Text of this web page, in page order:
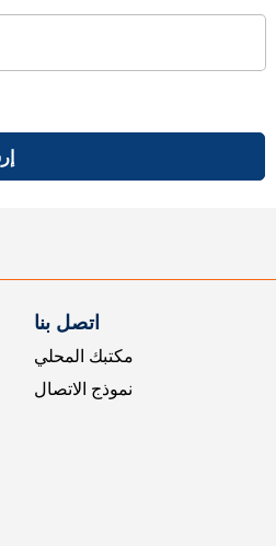
اتصل بنا
مكتبك المحلي
نموذج الاتصال